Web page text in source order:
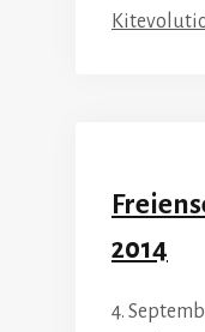
2014
4.